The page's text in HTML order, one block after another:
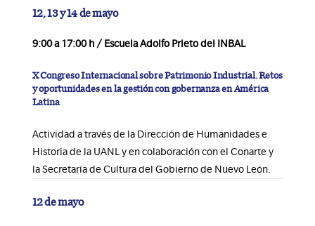
12, 13 y 14 de mayo
9:00 a 17:00 h / Escuela Adolfo Prieto del INBAL
X Congreso Internacional sobre Patrimonio Industrial. Retos
y oportunidades en la gestión con gobernanza en América
Latina
Actividad a través de la Dirección de Humanidades e
Historia de la UANL y en colaboración con el Conarte y
la Secretaría de Cultura del Gobierno de Nuevo León.
12 de mayo